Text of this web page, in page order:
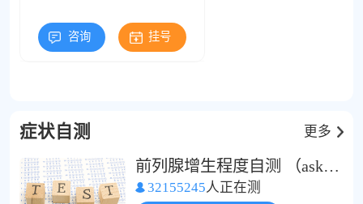
优秀青年专业技术人才，
科（前列腺炎、性功能障
科、泌尿系统结石等疾病
的治疗。。
咨询 挂号
症状自测 更多
前列腺增生程度自测 （ask1）
32155245人正在测